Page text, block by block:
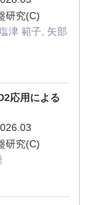
研究(C)
津 範子, 矢部
応用による
研究(C)